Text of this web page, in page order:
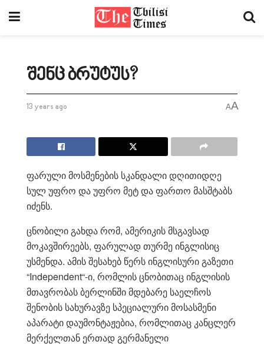
შენც ბრუტუს?
13 years ago AA
ფარული მოსმენების სკანდალი დღითიდღე
სულ უფრო და უფრო მეტ და ფართო მასშტაბს
იძენს.
ცნობილი გახდა რომ, ამერიკის მსგავსად
მოკავშირეებს, ფარულად თურმე ინგლისიც
უსმენდა. ამის შესახებ წერს ინგლისური გაზეთი
“Independent“-ი, რომლის ცნობითაც ინგლისის
მთავრობას ბერლინში მდებარე საელჩოს
შენობის სახურავზე სპეციალური მოსასმენი
აპარატი დაუმონტაჟებია, რომლითაც კანცლერ
მერქელთან ერთად გერმანელი